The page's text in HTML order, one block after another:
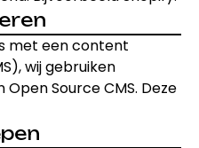
met een content
wij gebruiken
Source CMS. Deze